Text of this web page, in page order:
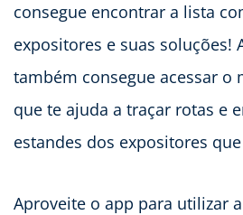
consegue encontrar a lista
expositores e suas soluções!
também consegue acessar o
que te ajuda a traçar rotas e
estandes dos expositores
Aproveite o app para utilizar